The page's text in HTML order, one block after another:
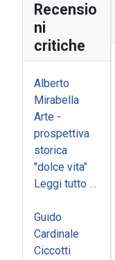
Recensio
ni
critiche
Alberto
Mirabella
Arte -
prospettiva
storica
"dolce vita"
Leggi tutto …
Guido
Cardinale
Ciccotti